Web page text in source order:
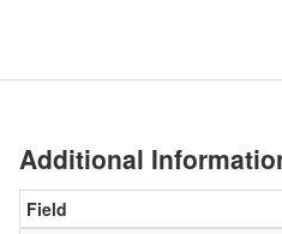
Additional
Field